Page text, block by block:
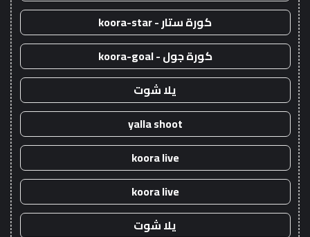
كورة ستار - koora-star
كورة جول - koora-goal
يلا شوت
yalla shoot
koora live
koora live
يلا شوت